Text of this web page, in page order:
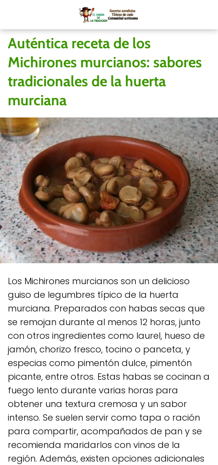
Auténtica receta de los
Michirones murcianos: sabores
tradicionales de la huerta
murciana
Los Michirones murcianos son un delicioso
guiso de legumbres típico de la huerta
murciana. Preparados con habas secas que
se remojan durante al menos 12 horas, junto
con otros ingredientes como laurel, hueso de
jamón, chorizo fresco, tocino o panceta, y
especias como pimentón dulce, pimentón
picante, entre otros. Estas habas se cocinan a
fuego lento durante varias horas para
obtener una textura cremosa y un sabor
intenso. Se suelen servir como tapa o ración
para compartir, acompañados de pan y se
recomienda maridarlos con vinos de la
región. Además, existen opciones adicionales